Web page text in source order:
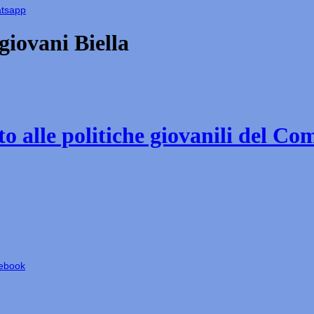
Biella
alle politiche giovanili del